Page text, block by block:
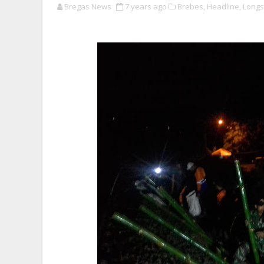
Bregas News 7 years ago Brebes, Headline,